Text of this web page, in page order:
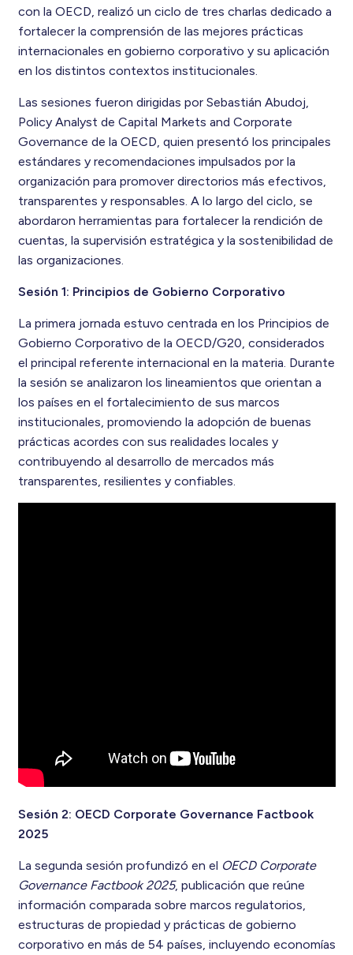
con la OECD, realizó un ciclo de tres charlas dedicado a
fortalecer la comprensión de las mejores prácticas
internacionales en gobierno corporativo y su aplicación
en los distintos contextos institucionales.
Las sesiones fueron dirigidas por Sebastián Abudoj,
Policy Analyst de Capital Markets and Corporate
Governance de la OECD, quien presentó los principales
estándares y recomendaciones impulsados por la
organización para promover directorios más efectivos,
transparentes y responsables. A lo largo del ciclo, se
abordaron herramientas para fortalecer la rendición de
cuentas, la supervisión estratégica y la sostenibilidad de
las organizaciones.
Sesión 1: Principios de Gobierno Corporativo
La primera jornada estuvo centrada en los Principios de
Gobierno Corporativo de la OECD/G20, considerados
el principal referente internacional en la materia. Durante
la sesión se analizaron los lineamientos que orientan a
los países en el fortalecimiento de sus marcos
institucionales, promoviendo la adopción de buenas
prácticas acordes con sus realidades locales y
contribuyendo al desarrollo de mercados más
transparentes, resilientes y confiables.
Sesión 2: OECD Corporate Governance Factbook
2025
La segunda sesión profundizó en el OECD Corporate
Governance Factbook 2025, publicación que reúne
información comparada sobre marcos regulatorios,
estructuras de propiedad y prácticas de gobierno
corporativo en más de 54 países, incluyendo economías